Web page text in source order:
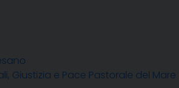
Giustizia e Pace Pastorale del Mare